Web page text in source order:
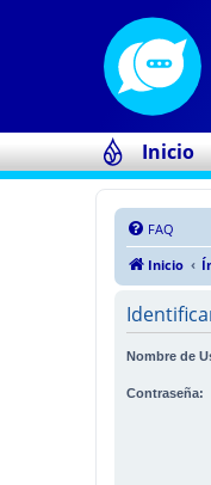
Inicio
FAQ
Inicio
Nombre de
Contraseña: